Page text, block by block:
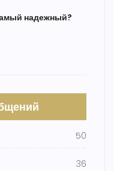
надежный?
50
36